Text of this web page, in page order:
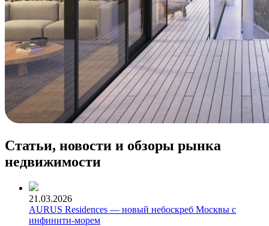
Статьи, новости и обзоры рынка
недвижимости
21.03.2026
AURUS Residences — новый небоскреб Москвы с
инфинити-морем